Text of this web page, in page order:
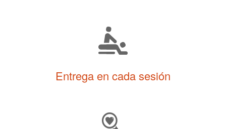
Entrega en cada sesión